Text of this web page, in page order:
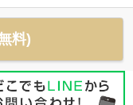
料)